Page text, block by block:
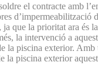
el contracte amb
d’impermeabilització
que la prioritat ara és
la intervenció a
la piscina exterior. Amb
la piscina exterior